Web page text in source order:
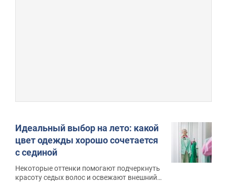
Идеальный выбор на лето: какой
цвет одежды хорошо сочетается
с сединой
Некоторые оттенки помогают подчеркнуть
красоту седых волос и освежают внешний